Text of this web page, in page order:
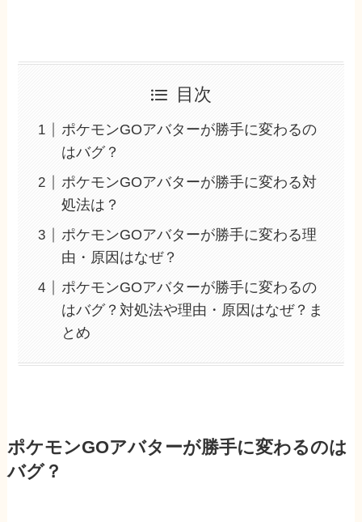
目次
ポケモンGOアバターが勝手に変わるの
はバグ？
ポケモンGOアバターが勝手に変わる対
処法は？
ポケモンGOアバターが勝手に変わる理
由・原因はなぜ？
ポケモンGOアバターが勝手に変わるの
はバグ？対処法や理由・原因はなぜ？ま
とめ
ポケモンGOアバターが勝手に変わるのは
バグ？